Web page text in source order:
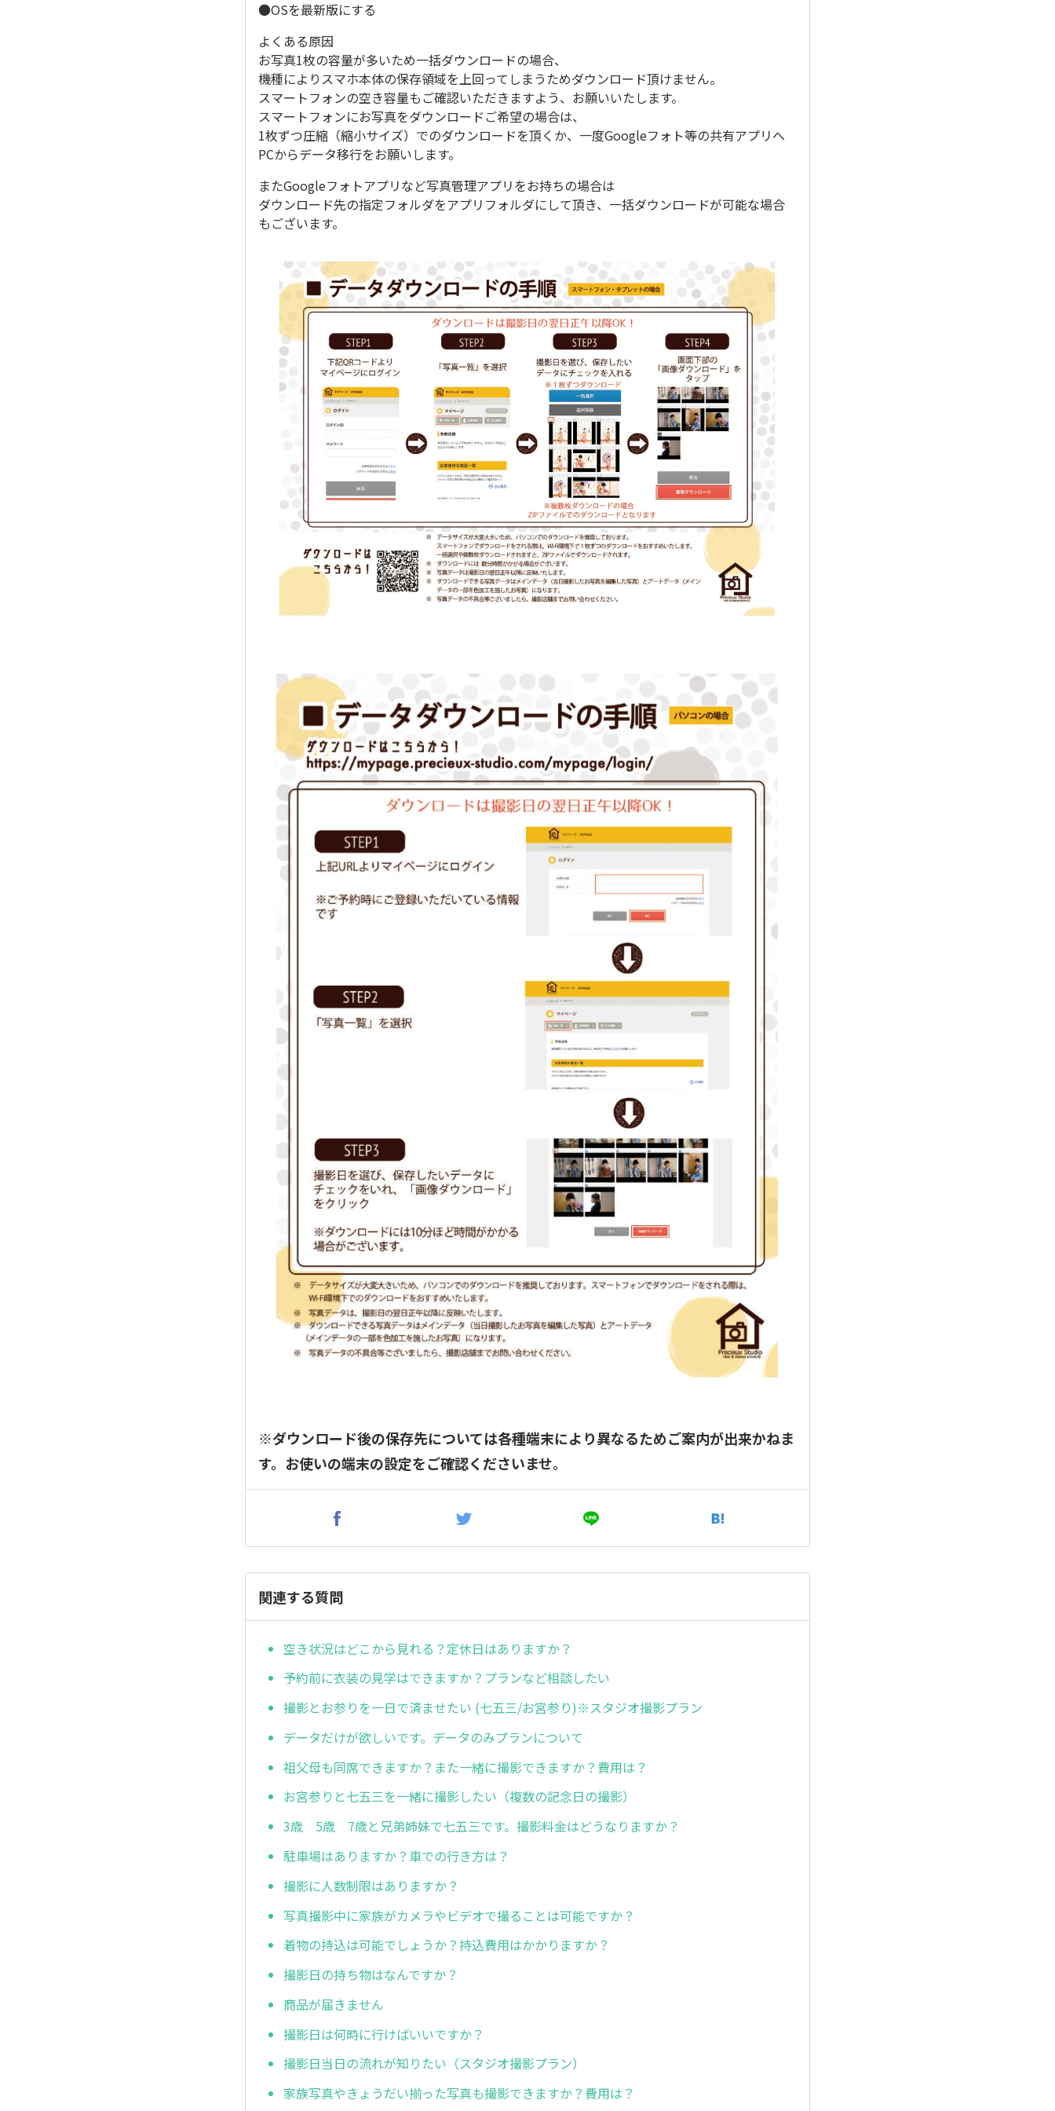
●OSを最新版にする
よくある原因
お写真1枚の容量が多いため一括ダウンロードの場合、
機種によりスマホ本体の保存領域を上回ってしまうためダウンロード頂けません。
スマートフォンの空き容量もご確認いただきますよう、お願いいたします。
スマートフォンにお写真をダウンロードご希望の場合は、
1枚ずつ圧縮（縮小サイズ）でのダウンロードを頂くか、一度Googleフォト等の共有アプリへ
PCからデータ移行をお願いします。
またGoogleフォトアプリなど写真管理アプリをお持ちの場合は
ダウンロード先の指定フォルダをアプリフォルダにして頂き、一括ダウンロードが可能な場合
もございます。
※ダウンロード後の保存先については各種端末により異なるためご案内が出来かねま
す。お使いの端末の設定をご確認くださいませ。
関連する質問
空き状況はどこから見れる？定休日はありますか？
予約前に衣装の見学はできますか？プランなど相談したい
撮影とお参りを一日で済ませたい (七五三/お宮参り)※スタジオ撮影プラン
データだけが欲しいです。データのみプランについて
祖父母も同席できますか？また一緒に撮影できますか？費用は？
お宮参りと七五三を一緒に撮影したい（複数の記念日の撮影）
3歳 5歳 7歳と兄弟姉妹で七五三です。撮影料金はどうなりますか？
駐車場はありますか？車での行き方は？
撮影に人数制限はありますか？
写真撮影中に家族がカメラやビデオで撮ることは可能ですか？
着物の持込は可能でしょうか？持込費用はかかりますか？
撮影日の持ち物はなんですか？
商品が届きません
撮影日は何時に行けばいいですか？
撮影日当日の流れが知りたい（スタジオ撮影プラン）
家族写真やきょうだい揃った写真も撮影できますか？費用は？